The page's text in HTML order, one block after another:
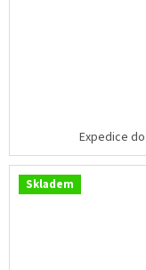
Expedice
Skladem